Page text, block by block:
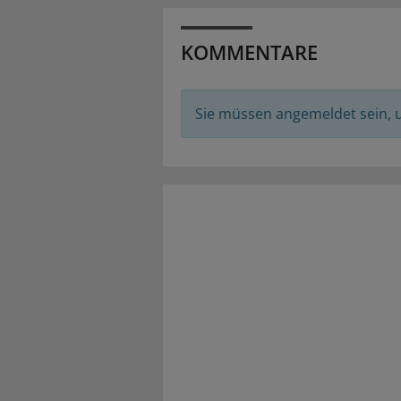
KOMMENTARE
Sie müssen angemeldet